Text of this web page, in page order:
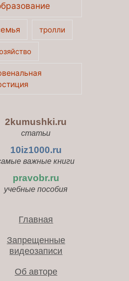
тролли
2kumushki.ru
статьи
10iz1000.ru
важные книги
pravobr.ru
учебные пособия
Главная
Запрещенные
видеозаписи
Об авторе